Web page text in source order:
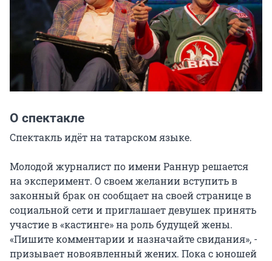
О спектакле
Спектакль идёт на татарском языке.
Молодой журналист по имени Раннур решается
на эксперимент. О своем желании вступить в
законный брак он сообщает на своей странице в
социальной сети и приглашает девушек принять
участие в «кастинге» на роль будущей жены.
«Пишите комментарии и назначайте свидания», -
призывает новоявленный жених. Пока с юношей